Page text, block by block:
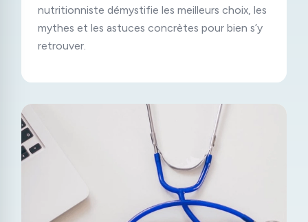
nutritionniste démystifie les meilleurs choix, les
mythes et les astuces concrètes pour bien s’y
retrouver.